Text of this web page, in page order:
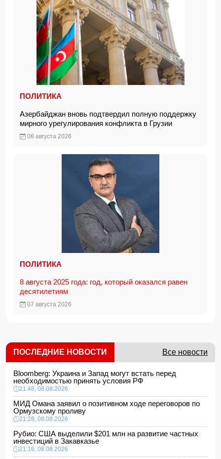
ПОЛИТИКА
Азербайджан вновь подтвердил полную поддержку
мирного урегулирования конфликта в Грузии
08 августа 2026
ПОЛИТИКА
8 августа 2025 года: год, который оказался равен
десятилетиям
07 августа 2026
ПОСЛЕДНИЕ НОВОСТИ Все новости
Bloomberg: Украина и Запад могут встать перед
необходимостью принять условия РФ
21:48, 08.08.2026
МИД Омана заявил о позитивном ходе переговоров по
Ормузскому проливу
21:28, 08.08.2026
Рубио: США выделили $201 млн на развитие частных
инвестиций в Закавказье
21:16, 08.08.2026